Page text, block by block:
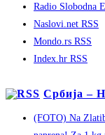
Radio Slobodna
Naslovi.net RSS
Mondo.rs RSS
Index.hr RSS
Србија –
(FOTO) Na